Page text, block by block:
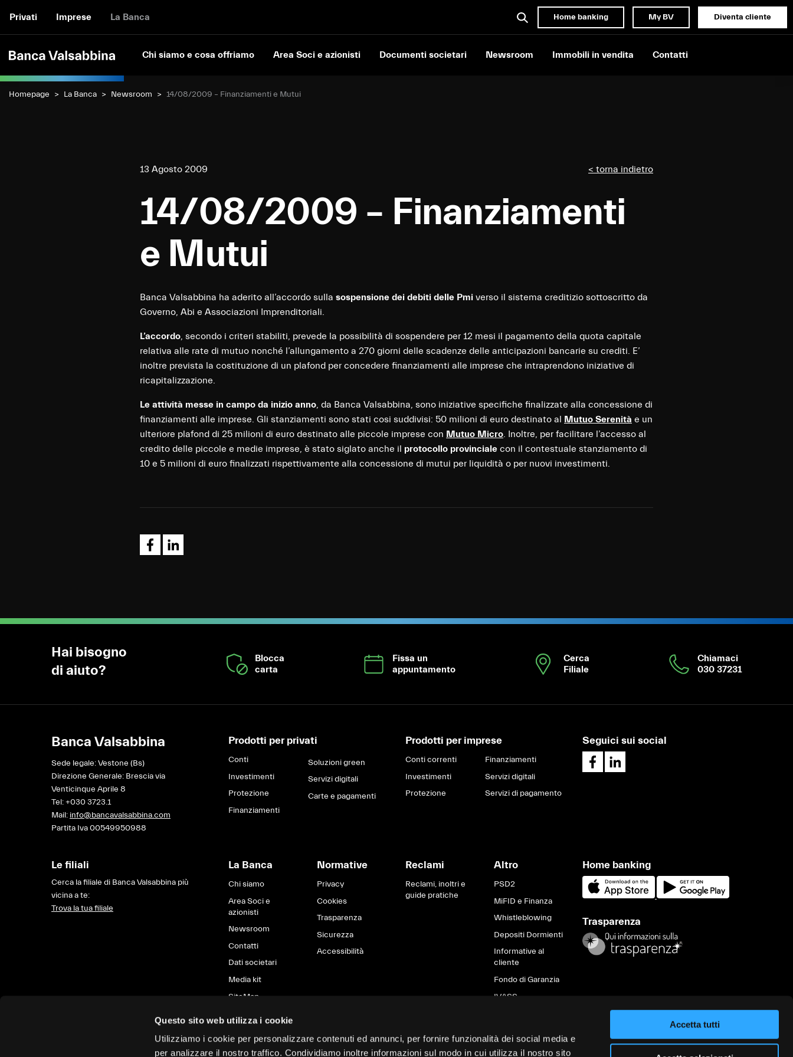
Questo sito web utilizza i cookie
Utilizziamo i cookie per personalizzare contenuti ed annunci, per fornire funzionalità dei social media e
per analizzare il nostro traffico. Condividiamo inoltre informazioni sul modo in cui utilizza il nostro sito
Accetta tutti
Privati Imprese La Banca Home banking My BV Diventa cliente
Chi siamo e cosa offriamo Area Soci e azionisti Documenti societari Newsroom Immobili in vendita Contatti
Homepage La Banca Newsroom Current:
14/08/2009 – Finanziamenti e Mutui
13 Agosto 2009 < torna indietro
14/08/2009 – Finanziamenti
e Mutui
Banca Valsabbina ha aderito all’accordo sulla sospensione dei debiti delle Pmi verso il sistema creditizio sottoscritto da
Governo, Abi e Associazioni Imprenditoriali.
L’accordo, secondo i criteri stabiliti, prevede la possibilità di sospendere per 12 mesi il pagamento della quota capitale
relativa alle rate di mutuo nonché l’allungamento a 270 giorni delle scadenze delle anticipazioni bancarie su crediti. E’
inoltre prevista la costituzione di un plafond per concedere finanziamenti alle imprese che intraprendono iniziative di
ricapitalizzazione.
Le attività messe in campo da inizio anno, da Banca Valsabbina, sono iniziative specifiche finalizzate alla concessione di
finanziamenti alle imprese. Gli stanziamenti sono stati cosi suddivisi: 50 milioni di euro destinato al Mutuo Serenità e un
ulteriore plafond di 25 milioni di euro destinato alle piccole imprese con Mutuo Micro. Inoltre, per facilitare l’accesso al
credito delle piccole e medie imprese, è stato siglato anche il protocollo provinciale con il contestuale stanziamento di
10 e 5 milioni di euro finalizzati rispettivamente alla concessione di mutui per liquidità o per nuovi investimenti.
Hai bisogno
di aiuto?
Blocca
carta
Fissa un
appuntamento
Cerca
Filiale
Chiamaci
030 37231
Banca Valsabbina
Sede legale: Vestone (Bs)
Direzione Generale: Brescia via
Venticinque Aprile 8
Tel:+030 3723.1
Mail: info@bancavalsabbina.com
Partita Iva 00549950988
Prodotti per privati
Conti
Investimenti
Protezione
Finanziamenti
Soluzioni green
Servizi digitali
Carte e pagamenti
Prodotti per imprese
Conti correnti
Investimenti
Protezione
Finanziamenti
Servizi digitali
Servizi di pagamento
Seguici sui social
Le filiali
Cerca la filiale di Banca Valsabbina più
vicina a te:
Trova la tua filiale
La Banca
Chi siamo
Area Soci e
azionisti
Newsroom
Contatti
Dati societari
Media kit
SiteMap
Normative
Privacy
Cookies
Trasparenza
Sicurezza
Accessibilità
Reclami
Reclami, inoltri e
guide pratiche
Altro
PSD2
MiFID e Finanza
Whistleblowing
Depositi Dormienti
Informative al
cliente
Fondo di Garanzia
IVASS
sostenibilità nel
settore dei servizi
Home banking
Trasparenza